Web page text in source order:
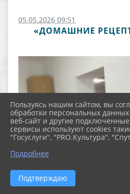
05.05.2026 09:51
«ДОМАШНИЕ
Пользуясь нашим сайтом, вы
обработки персональных
веб-сайт и другие
сервисы используют cookies
"Госуслуги", "PRO.Культура",
Подробнее
Подтверждаю